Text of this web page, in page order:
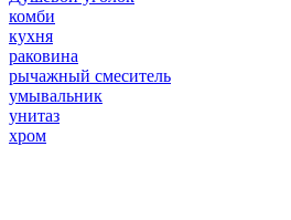
комби
кухня
раковина
рычажный смеситель
умывальник
унитаз
хром